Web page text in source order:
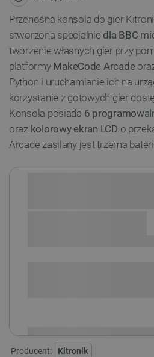
Przenośna konsola do gier
stworzona specjalnie dla BBC
tworzenie własnych gier przy
platformy MakeCode Arcade
Python i uruchamianie ich na
korzystanie z gotowych gier
Konsola posiada 6
oraz kolorowy ekran LCD o
Arcade zasilany jest trzema
Producent: Kitronik